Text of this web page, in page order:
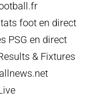
foot en direct
PSG en direct
& Fixtures